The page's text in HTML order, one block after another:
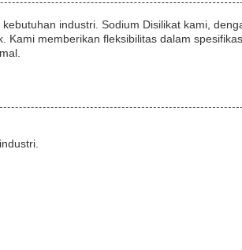
industri. Sodium Disilikat kami,
memberikan fleksibilitas dalam